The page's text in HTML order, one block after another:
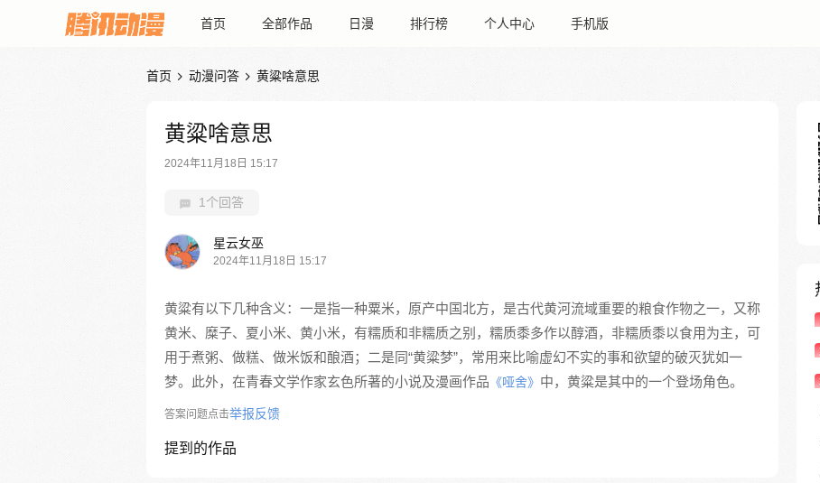
首页 全部作品 日漫 排行榜 个人中心 手机版
首页  动漫问答  黄粱啥意思
黄粱啥意思
2024年11月18日 15:17
1个回答
星云女巫
2024年11月18日 15:17
黄粱有以下几种含义：一是指一种粟米，原产中国北方，是古代黄河流域重要的粮食作物之一，又称
黄米、糜子、夏小米、黄小米，有糯质和非糯质之别，糯质黍多作以醇酒，非糯质黍以食用为主，可
用于煮粥、做糕、做米饭和酿酒；二是同“黄粱梦”，常用来比喻虚幻不实的事和欲望的破灭犹如一
梦。此外，在青春文学作家玄色所著的小说及漫画作品 《哑舍》 中，黄粱是其中的一个登场角色。
答案问题点击举报反馈
提到的作品